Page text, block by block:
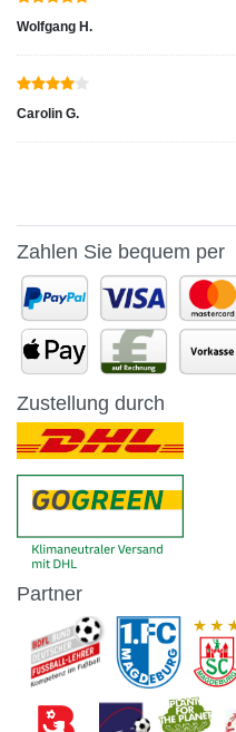
Wolfgang H.
Carolin G.
Zahlen Sie bequem per
Zustellung durch
Partner